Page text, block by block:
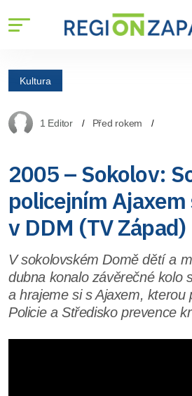
Kultura
1 Editor Před rokem
2005 – Sokolov:
policejním Ajaxem
v DDM (TV Západ)
V sokolovském Domě dětí a
dubna konalo závěrečné kolo
a hrajeme si s Ajaxem, kterou
Policie a Středisko prevence